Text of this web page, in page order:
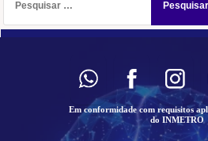
por:
Em conformidade com requisitos
do INMETRO